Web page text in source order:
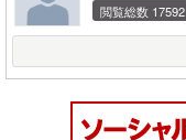
閲覧総数 17592